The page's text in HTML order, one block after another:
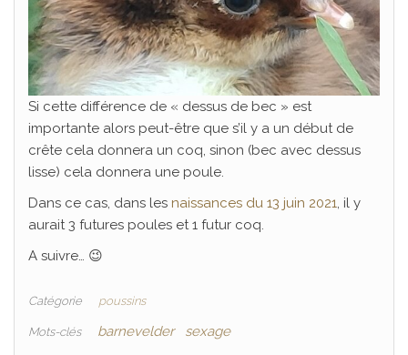
Si cette différence de « dessus de bec » est
importante alors peut-être que s’il y a un début de
crête cela donnera un coq, sinon (bec avec dessus
lisse) cela donnera une poule.
Dans ce cas, dans les naissances du 13 juin 2021, il y
aurait 3 futures poules et 1 futur coq.
A suivre… 😉
Catégorie poussins
Mots-clés barnevelder sexage